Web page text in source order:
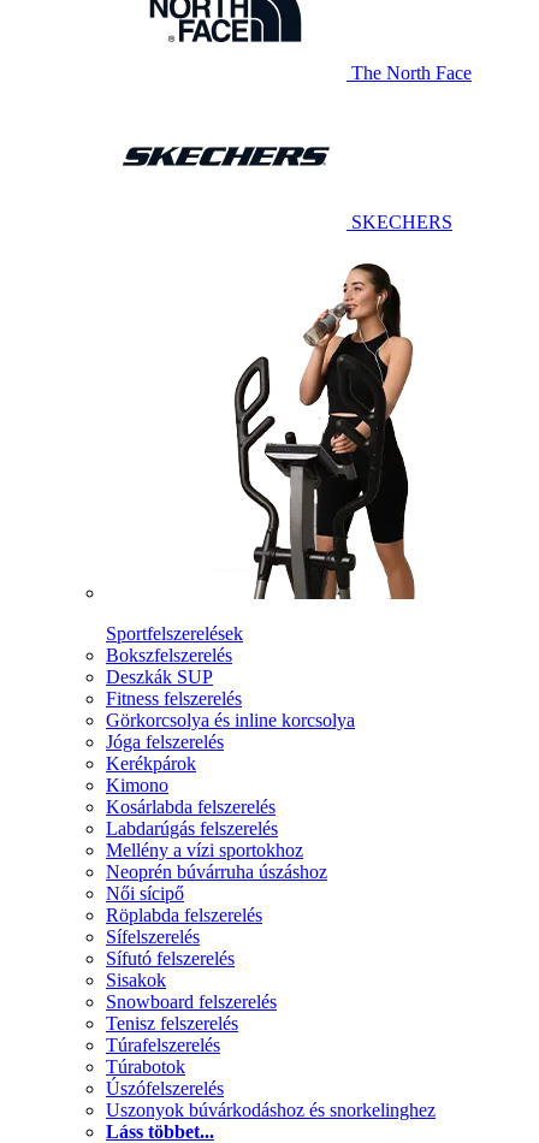
The North Face
SKECHERS
Sportfelszerelések
Bokszfelszerelés
Deszkák SUP
Fitness felszerelés
Görkorcsolya és inline korcsolya
Jóga felszerelés
Kerékpárok
Kimono
Kosárlabda felszerelés
Labdarúgás felszerelés
Mellény a vízi sportokhoz
Neoprén búvárruha úszáshoz
Női sícipő
Röplabda felszerelés
Sífelszerelés
Sífutó felszerelés
Sisakok
Snowboard felszerelés
Tenisz felszerelés
Túrafelszerelés
Túrabotok
Úszófelszerelés
Uszonyok búvárkodáshoz és snorkelinghez
Láss többet...